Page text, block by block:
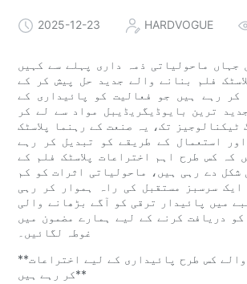
2025-12-23 HARDVOGUE
جہاں ماحولیاتی ذمہ داری پہلے سے کہیں
فلم بنانے والے جدید حل پیش کر کے
کر رہے ہیں جو فعالیت کو پائیداری کے
ترین بایوڈیگریڈیبل مواد سے لے کر
ٹیکنالوجیز تک، یہ صنعت کے رہنما پلاسٹک
استعمال کے طریقے کو تبدیل کر رہے
کہ کس طرح اہم اختراعات پلاسٹک فلم کے
شکل دے رہی ہیں، ماحولیاتی اثرات کو کم
سرسبز مستقبل کی راہ ہموار کر رہی
میں پائیدار ترقی کو آگے بڑھانے والی
دریافت کرنے کے لیے ہمارے مضمون میں
غوطہ لگائیں۔
**پلاسٹک فلم بنانے والے کس طرح پائیداری کے لیے اختراعات
کر رہے ہیں**